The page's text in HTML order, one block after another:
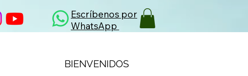
Escríbenos por
WhatsApp
BIENVENIDOS